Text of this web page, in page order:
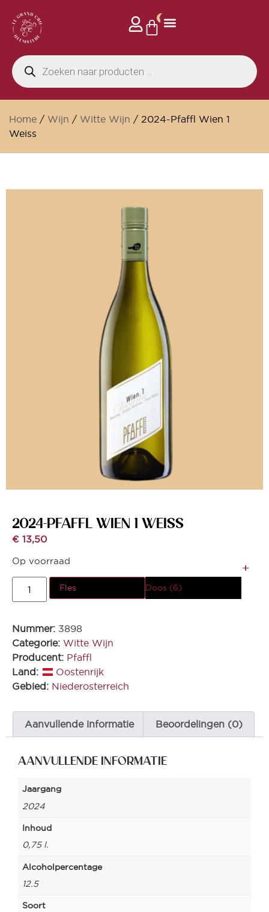
0
Home / Wijn / Witte Wijn / 2024-Pfaffl Wien 1
Weiss
2024-PFAFFL WIEN 1 WEISS
€ 13,50
Op voorraad
Fles Doos (6)
Nummer: 3898
Categorie: Witte Wijn
Producent: Pfaffl
Land:
Oostenrijk
Gebied: Niederosterreich
Aanvullende informatie Beoordelingen (0)
AANVULLENDE INFORMATIE
Jaargang
2024
Inhoud
0,75 l.
Alcoholpercentage
12.5
Soort